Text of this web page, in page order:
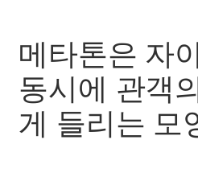
메타톤은 자
동시에 관객
게 들리는 모